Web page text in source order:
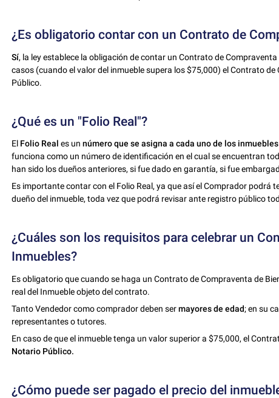
¿Es obligatorio contar con un Contrato de
Sí, la ley establece la obligación de contar un Contrato de
casos (cuando el valor del inmueble supera los $75,000) el Contrato
Público.
¿Qué es un "Folio Real"?
El Folio Real es unnúmero que se asigna a cada uno de los
funciona como un número de identificación en el cual se encuentran
han sido los dueños anteriores, si fue dado en garantía, si fue
Es importante contar con el Folio Real, ya que así el Comprador podrá
dueño del inmueble, toda vez que podrá revisar ante registro público
¿Cuáles son los requisitos para celebrar un
Inmuebles?
Es obligatorio que cuando se haga un Contrato de Compraventa de
real del Inmueble objeto del contrato.
Tanto Vendedor como comprador deben sermayores de edad; en su
representantes o tutores.
En caso de que el inmueble tenga un valor superior a $75,000, el
Notario Público.
¿Cómo puede ser pagado el precio del